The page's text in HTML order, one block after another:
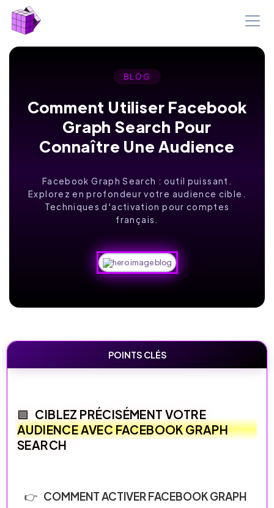
BLOG
Comment Utiliser Facebook
Graph Search Pour
Connaître Une Audience
Facebook Graph Search : outil puissant.
Explorez en profondeur votre audience cible.
Techniques d'activation pour comptes
français.
POINTS CLÉS
CIBLEZ PRÉCISÉMENT VOTRE
AUDIENCE AVEC FACEBOOK GRAPH
SEARCH
COMMENT ACTIVER FACEBOOK GRAPH